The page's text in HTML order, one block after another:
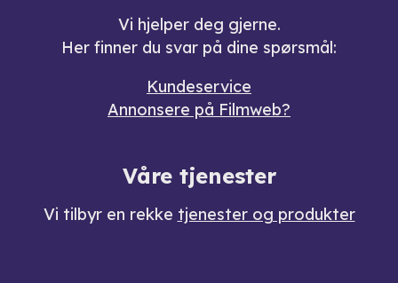
Vi hjelper deg gjerne.
Her finner du svar på dine spørsmål:
Kundeservice
Annonsere på Filmweb?
Våre tjenester
Vi tilbyr en rekke tjenester og produkter